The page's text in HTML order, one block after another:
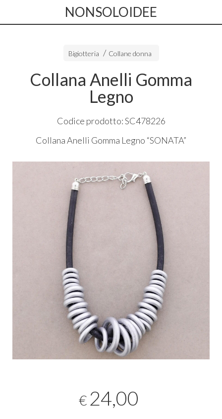
NONSOLOIDEE
Bigiotteria Collane donna
Collana Anelli Gomma
Legno
Codice prodotto: SC478226
Collana Anelli Gomma Legno “SONATA”
€ 24,00